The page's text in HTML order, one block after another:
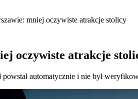
mniej oczywiste atrakcje stolicy
oczywiste atrakcje
powstał automatycznie i nie był